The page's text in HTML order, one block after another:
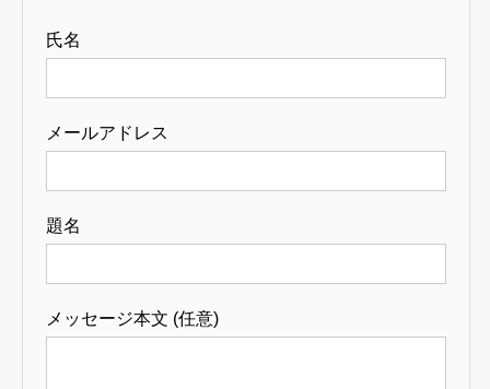
氏名
メールアドレス
題名
メッセージ本文 (任意)